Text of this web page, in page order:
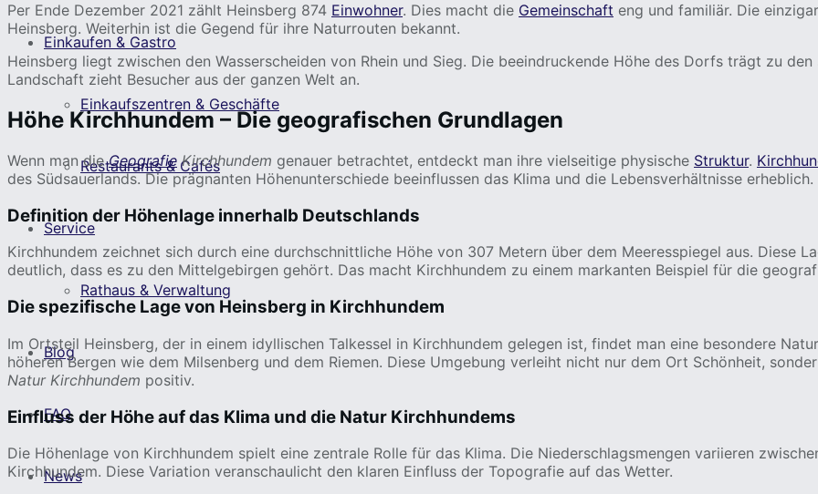
Einkaufen & Gastro
Einkaufszentren & Geschäfte
Restaurants & Cafés
Service
Rathaus & Verwaltung
Blog
FAQ
News
Per Ende Dezember 2021 zählt Heinsberg 874 Einwohner. Dies macht die Gemeinschaft eng und familiär. Die
Heinsberg. Weiterhin ist die Gegend für ihre Naturrouten bekannt.
Heinsberg liegt zwischen den Wasserscheiden von Rhein und Sieg. Die beeindruckende Höhe des Dorfs trägt zu
Landschaft zieht Besucher aus der ganzen Welt an.
Höhe Kirchhundem – Die geografischen Grundlagen
Wenn man dieGeografie Kirchhundem genauer betrachtet, entdeckt man ihre vielseitige physische Struktur.
des Südsauerlands. Die prägnanten Höhenunterschiede beeinflussen das Klima und die Lebensverhältnisse erheblich.
Definition der Höhenlage innerhalb Deutschlands
Kirchhundem zeichnet sich durch eine durchschnittliche Höhe von 307 Metern über dem Meeresspiegel aus. Diese
deutlich, dass es zu den Mittelgebirgen gehört. Das macht Kirchhundem zu einem markanten Beispiel für die
Die spezifische Lage von Heinsberg in Kirchhundem
Im Ortsteil Heinsberg, der in einem idyllischen Talkessel in Kirchhundem gelegen ist, findet man eine besondere
höheren Bergen wie dem Milsenberg und dem Riemen. Diese Umgebung verleiht nicht nur dem Ort Schönheit,
Natur Kirchhundem positiv.
Einfluss der Höhe auf das Klima und die Natur Kirchhundems
Die Höhenlage von Kirchhundem spielt eine zentrale Rolle für das Klima. Die Niederschlagsmengen variieren
Kirchhundem. Diese Variation veranschaulicht den klaren Einfluss der Topografie auf das Wetter.